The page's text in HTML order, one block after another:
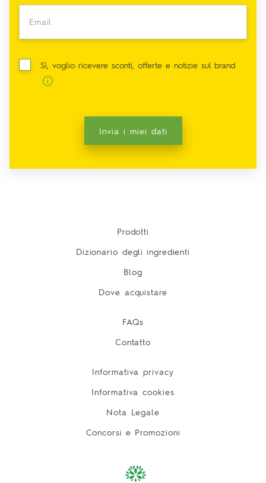
Email
Sì, voglio ricevere sconti, offerte e notizie sul brand
Invia i miei dati
Prodotti
Dizionario degli ingredienti
Blog
Dove acquistare
FAQs
Contatto
Informativa privacy
Informativa cookies
Nota Legale
Concorsi e Promozioni